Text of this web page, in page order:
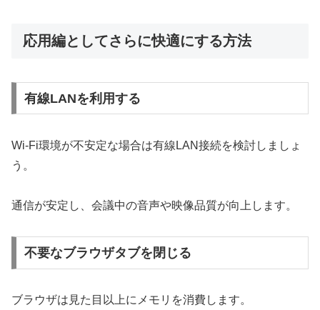
応用編としてさらに快適にする方法
有線LANを利用する
Wi-Fi環境が不安定な場合は有線LAN接続を検討しましょ
う。
通信が安定し、会議中の音声や映像品質が向上します。
不要なブラウザタブを閉じる
ブラウザは見た目以上にメモリを消費します。